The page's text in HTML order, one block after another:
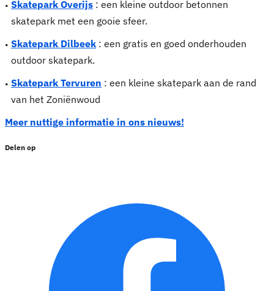
Skatepark Overijs : een kleine outdoor betonnen
skatepark met een gooie sfeer.
Skatepark Dilbeek : een gratis en goed onderhouden
outdoor skatepark.
Skatepark Tervuren : een kleine skatepark aan de rand
van het Zoniënwoud
Meer nuttige informatie in ons nieuws!
Delen op